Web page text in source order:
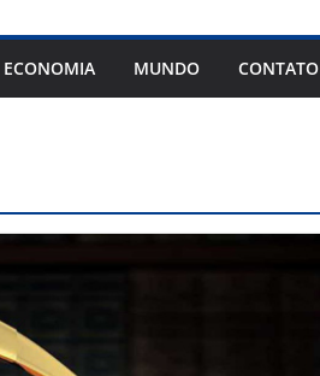
ECONOMIA MUNDO CONTATO